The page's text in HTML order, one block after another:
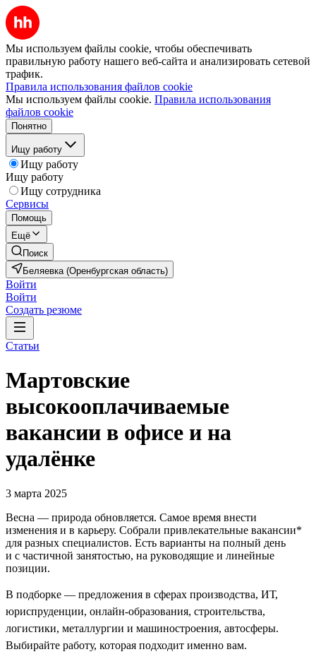
Мы используем файлы cookie, чтобы обеспечивать
правильную работу нашего веб-сайта и анализировать сетевой
трафик.
Правила использования файлов cookie
Мы используем файлы cookie. Правила использования
файлов cookie
Понятно
Ищу работу
Ищу работу
Ищу работу
Ищу сотрудника
Сервисы
Помощь
Ещё
Поиск
Беляевка (Оренбургская область)
Войти
Войти
Создать резюме
Статьи
Мартовские
высокооплачиваемые
вакансии в офисе и на
удалёнке
3 марта 2025
Весна — природа обновляется. Самое время внести
изменения и в карьеру. Собрали привлекательные вакансии*
для разных специалистов. Есть варианты на полный день
и с частичной занятостью, на руководящие и линейные
позиции.
В подборке — предложения в сферах производства, ИТ,
юриспруденции, онлайн-образования, строительства,
логистики, металлургии и машиностроения, автосферы.
Выбирайте работу, которая подходит именно вам.